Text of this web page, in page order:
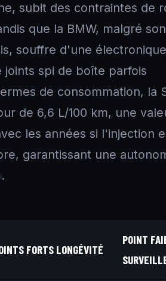
subit des contraintes de
que la BMW, malgré son
souffre d'une
spi de boîte parfois
de consommation, la
de 6,6 L/100 km, une
les années si l'injection
garantissant une
FORTS LONGÉVITÉ
POINT